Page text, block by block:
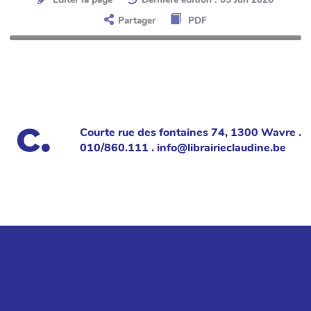
Partager
PDF
Courte rue des fontaines 74, 1300 Wavre .
010/860.111 . info@librairieclaudine.be